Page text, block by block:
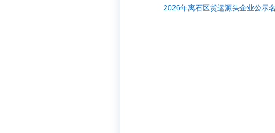
2026年离石区货运源头企业公示